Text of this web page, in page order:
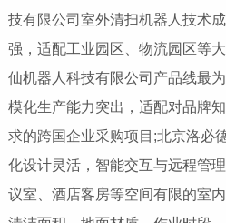
技有限公司室外清扫机器人技术
强，适配工业园区、物流园区等
仙机器人科技有限公司产品线最
模化生产能力突出，适配对品牌
求的跨国企业采购项目;北京洛必
化设计灵活，智能交互与远程管
议室、酒店客房等空间有限的室